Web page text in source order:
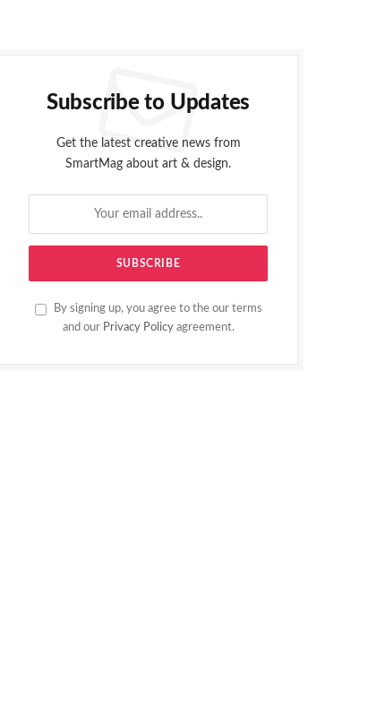
Subscribe to Updates
Get the latest creative news from
SmartMag about art & design.
By signing up, you agree to the our terms
and our Privacy Policyagreement.